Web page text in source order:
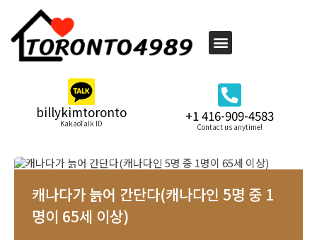
billykimtoronto
KakaoTalk ID +1 416-909-4583
Contact us anytime!
캐나다가 늙어 간단다(캐나다인 5명 중 1
명이 65세 이상)